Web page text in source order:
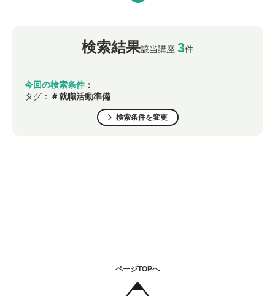
検索結果該当講座 3件
今回の検索条件 ：
タグ： ＃就職活動準備
検索条件を変更
ページTOPへ